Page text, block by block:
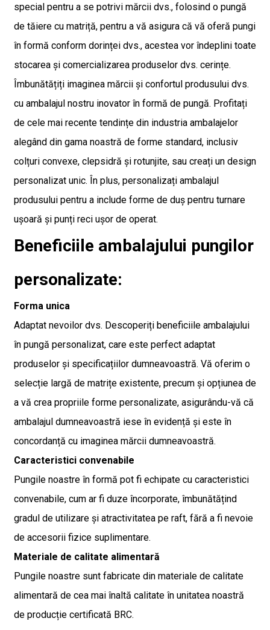
special pentru a se potrivi mărcii dvs., folosind o pungă
de tăiere cu matriță, pentru a vă asigura că vă oferă pungi
în formă conform dorinței dvs., acestea vor îndeplini toate
stocarea și comercializarea produselor dvs. cerințe.
Îmbunătățiți imaginea mărcii și confortul produsului dvs.
cu ambalajul nostru inovator în formă de pungă. Profitați
de cele mai recente tendințe din industria ambalajelor
alegând din gama noastră de forme standard, inclusiv
colțuri convexe, clepsidră și rotunjite, sau creați un design
personalizat unic. În plus, personalizați ambalajul
produsului pentru a include forme de duș pentru turnare
ușoară și punți reci ușor de operat.
Beneficiile ambalajului pungilor
personalizate:
Forma unica
Adaptat nevoilor dvs. Descoperiți beneficiile ambalajului
în pungă personalizat, care este perfect adaptat
produselor și specificațiilor dumneavoastră. Vă oferim o
selecție largă de matrițe existente, precum și opțiunea de
a vă crea propriile forme personalizate, asigurându-vă că
ambalajul dumneavoastră iese în evidență și este în
concordanță cu imaginea mărcii dumneavoastră.
Caracteristici convenabile
Pungile noastre în formă pot fi echipate cu caracteristici
convenabile, cum ar fi duze încorporate, îmbunătățind
gradul de utilizare și atractivitatea pe raft, fără a fi nevoie
de accesorii fizice suplimentare.
Materiale de calitate alimentară
Pungile noastre sunt fabricate din materiale de calitate
alimentară de cea mai înaltă calitate în unitatea noastră
de producție certificată BRC.